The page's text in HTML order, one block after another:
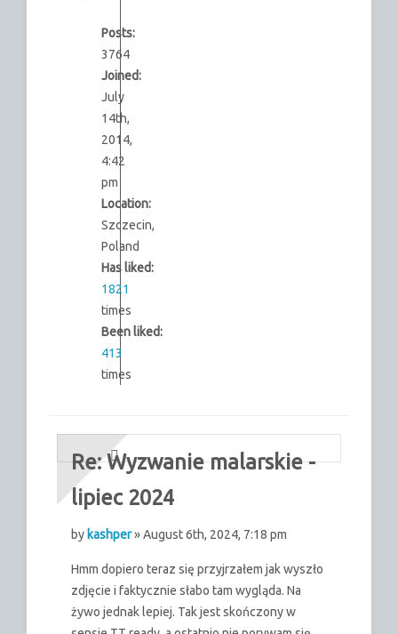
Posts:
3764
Joined:
July
14th,
2014,
4:42
pm
Location:
Szczecin,
Poland
Has liked:
1821
times
Been liked:
413
times
Re: Wyzwanie malarskie -
lipiec 2024
by kashper» August 6th, 2024, 7:18 pm
Hmm dopiero teraz się przyjrzałem jak wyszło
zdjęcie i faktycznie słabo tam wygląda. Na
żywo jednak lepiej. Tak jest skończony w